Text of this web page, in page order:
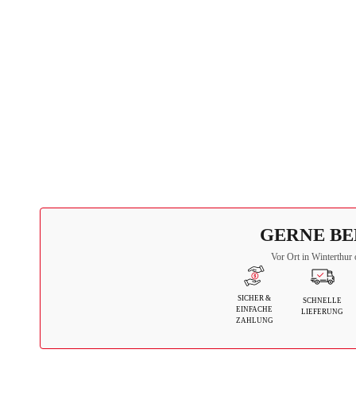
GERNE
Vor Ort in Winterthur
SICHER &
EINFACHE
ZAHLUNG
SCHNELLE
LIEFERUNG